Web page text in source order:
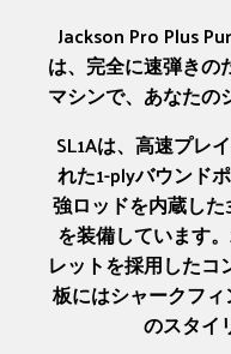
Jackson Pro Plus
は、完全に速弾きの
マシンで、あなたの
SL1Aは、高速プレ
れた1-plyバウンド
強ロッドを内蔵し
を装備しています
レットを採用した
板にはシャークフ
のスタイ